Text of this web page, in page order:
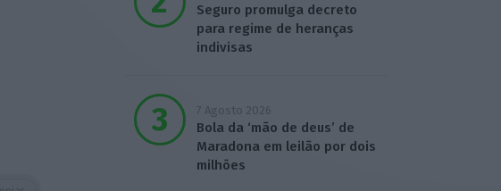
Seguro promulga decreto
para regime de heranças
indivisas
7 Agosto 2026
Bola da ‘mão de deus’ de
Maradona em leilão por dois
milhões